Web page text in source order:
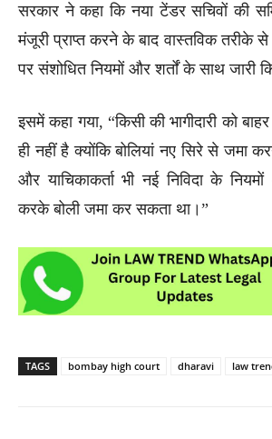
सरकार ने कहा कि नया टेंडर सचिवों की
मंजूरी प्राप्त करने के बाद वास्तविक तरीके
पर संशोधित नियमों और शर्तों के साथ जारी
इसमें कहा गया, “किसी की भागीदारी को
ही नहीं है क्योंकि बोलियां नए सिरे से जमा
और याचिकाकर्ता भी नई निविदा के
करके बोली जमा कर सकता था।”
TAGS bombay high court dharavi law